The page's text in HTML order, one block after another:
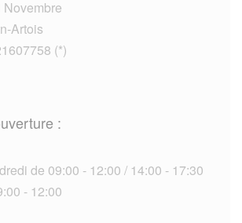
Artois
(*)
:
de 09:00 - 12:00 / 14:00 - 17:30
- 12:00